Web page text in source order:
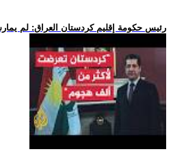
.. رئيس حكومة إقليم كردستان العراق: لم